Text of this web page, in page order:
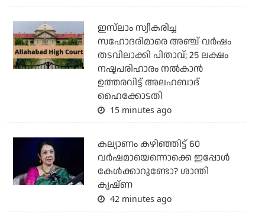
ഇസ്‌ലാം സ്വീകരിച്ച
സഹോദരിമാരെ അഞ്ച് വര്‍ഷം
തടവിലാക്കി പിതാവ്; 25 ലക്ഷം
നഷ്ടപരിഹാരം നല്‍കാന്‍
ഉത്തരവിട്ട് അലഹബാദ്
ഹൈക്കോടതി
15 minutes ago
കല്യാണം കഴിഞ്ഞിട്ട് 60
വർഷമായെന്നൊക്കെ ഇപ്പോൾ
കേൾക്കാറുണ്ടോ? ശാന്തി
കൃഷ്ണ
42 minutes ago